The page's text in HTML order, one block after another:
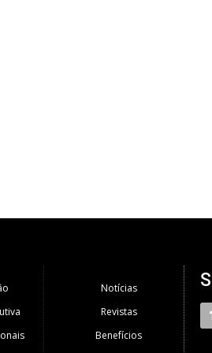
Notícias
Revistas
Benefícios